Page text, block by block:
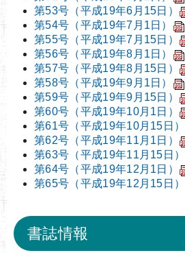
第53号（平成19年6月15日）
第54号（平成19年7月1日）
第55号（平成19年7月15日）
第56号（平成19年8月1日）
第57号（平成19年8月15日）
第58号（平成19年9月1日）
第59号（平成19年9月15日）
第60号（平成19年10月1日）
第61号（平成19年10月15日）
第62号（平成19年11月1日）
第63号（平成19年11月15日）
第64号（平成19年12月1日）
第65号（平成19年12月15日）
書誌情報